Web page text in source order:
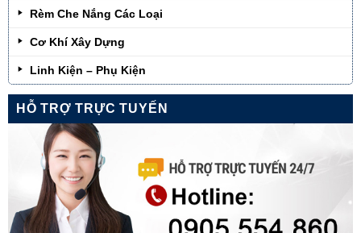
Rèm Che Nắng Các Loại
Cơ Khí Xây Dựng
Linh Kiện – Phụ Kiện
HỖ TRỢ TRỰC TUYẾN